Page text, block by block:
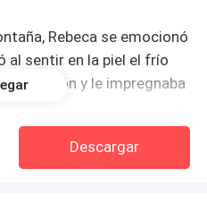
Rebeca se emocionó
al sentir en la piel el frío
y le impregnaba
pulmones de aire puro y
mojada.
Descargar